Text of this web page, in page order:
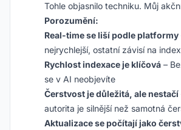
Tohle objasnilo techniku. Můj
Porozumění:
Real-time se liší podle platformy
nejrychlejší, ostatní závisí na
Rychlost indexace je klíčová –
se v AI neobjevíte
Čerstvost je důležitá, ale nestačí
autorita je silnější než samotná
Aktualizace se počítají jako